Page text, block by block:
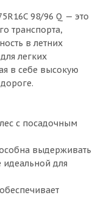
98/96 Q — это
транспорта,
в летних
легких
в себе высокую
с посадочным
выдерживать
идеальной для